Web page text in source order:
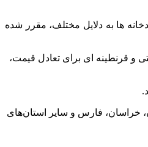
ها به دلایل مختلف، مقرر شده
و قرنطینه ای برای تعادل قیمت،
کردستان، خراسان، فارس و سایر استان‌های